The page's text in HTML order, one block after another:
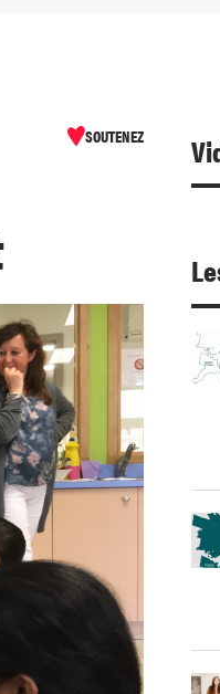
SOUTENEZ